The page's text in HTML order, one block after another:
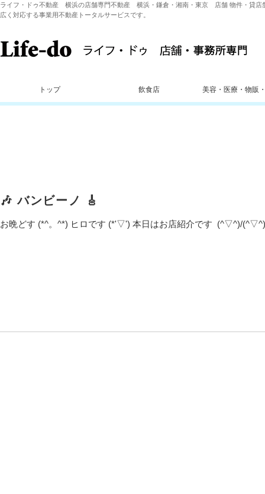
ライフ・ドゥ不動産 横浜の店舗専門不動産 横浜・鎌倉・湘南・東京 店舗 物件・貸店
広く対応する事業用不動産トータルサービスです。
トップ 飲食店 美容・医療・物販
🎶 バンビーノ 🎸
お晩どす (*^。^*) ヒロです (*'▽') 本日はお店紹介です (^▽^)/